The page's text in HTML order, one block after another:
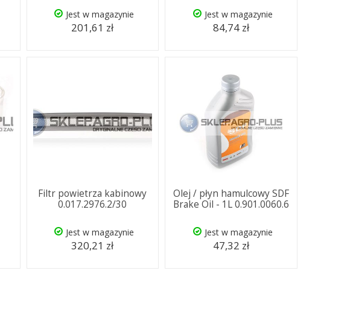
Jest w magazynie
201,61 zł
Jest w magazynie
84,74 zł
Filtr powietrza kabinowy
0.017.2976.2/30
Jest w magazynie
320,21 zł
Olej / płyn hamulcowy SDF
Brake Oil - 1L 0.901.0060.6
Jest w magazynie
47,32 zł